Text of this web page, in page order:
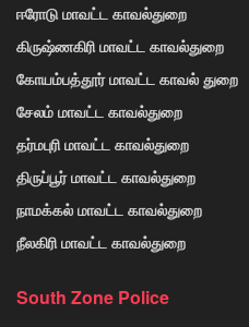
ஈரோடு மாவட்ட காவல்துறை
கிருஷ்ணகிரி மாவட்ட காவல்துறை
கோயம்பத்தூர் மாவட்ட காவல் துறை
சேலம் மாவட்ட காவல்துறை
தர்மபுரி மாவட்ட காவல்துறை
திருப்பூர் மாவட்ட காவல்துறை
நாமக்கல் மாவட்ட காவல்துறை
நீலகிரி மாவட்ட காவல்துறை
South Zone Police